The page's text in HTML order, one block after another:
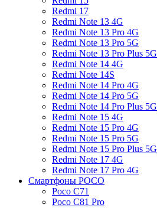
Redmi 17
Redmi Note 13 4G
Redmi Note 13 Pro 4G
Redmi Note 13 Pro 5G
Redmi Note 13 Pro Plus 5G
Redmi Note 14 4G
Redmi Note 14S
Redmi Note 14 Pro 4G
Redmi Note 14 Pro 5G
Redmi Note 14 Pro Plus 5G
Redmi Note 15 4G
Redmi Note 15 Pro 4G
Redmi Note 15 Pro 5G
Redmi Note 15 Pro Plus 5G
Redmi Note 17 4G
Redmi Note 17 Pro 4G
Смартфоны POCO
Poco C71
Poco C81 Pro